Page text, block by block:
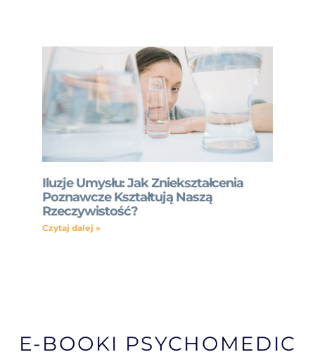
Iluzje Umysłu: Jak Zniekształcenia
Poznawcze Kształtują Naszą
Rzeczywistość?
Czytaj dalej »
E-BOOKI PSYCHOMEDIC